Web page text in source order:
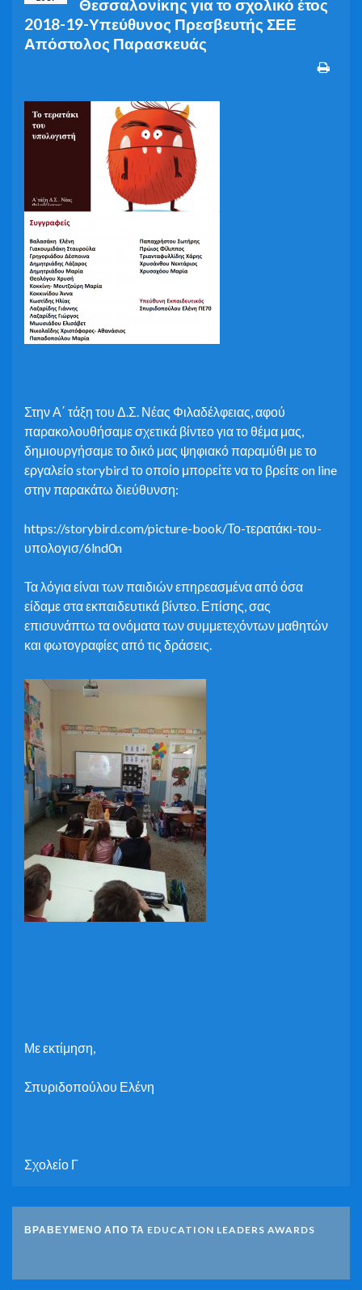
Θεσσαλονίκης για το σχολικό έτος
2018-19-Υπεύθυνος Πρεσβευτής ΣΕΕ
Απόστολος Παρασκευάς
Στην Α΄ τάξη του Δ.Σ. Νέας Φιλαδέλφειας, αφού
παρακολουθήσαμε σχετικά βίντεο για το θέμα μας,
δημιουργήσαμε το δικό μας ψηφιακό παραμύθι με το
εργαλείο storybird το οποίο μπορείτε να το βρείτε on line
στην παρακάτω διεύθυνση:
https://storybird.com/picture-book/Το-τερατάκι-του-
υπολογισ/6lnd0n
Τα λόγια είναι των παιδιών επηρεασμένα από όσα
είδαμε στα εκπαιδευτικά βίντεο. Επίσης, σας
επισυνάπτω τα ονόματα των συμμετεχόντων μαθητών
και φωτογραφίες από τις δράσεις.
Με εκτίμηση,
Σπυριδοπούλου Ελένη
Σχολείο Γ
ΒΡΑΒΕΥΜΕΝΟ ΑΠΟ ΤΑ EDUCATION LEADERS AWARDS